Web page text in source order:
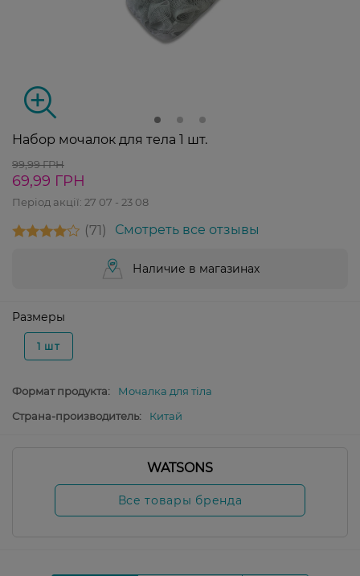
Набор мочалок для тела 1 шт.
99,99 ГРН
69,99 ГРН
Період акції: 27 07 - 23 08
71 Смотреть все отзывы
Наличие в магазинах
Размеры
1 шт
Формат продукта:
Мочалка для тіла
Страна-производитель:
Китай
WATSONS
Все товары бренда